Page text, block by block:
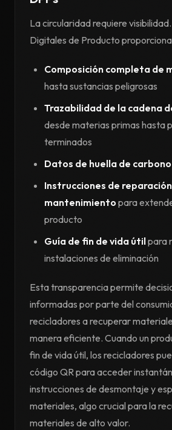
La circularidad requiere
Digitales de Producto
Composición completa de
hasta sustancias peligrosas
Trazabilidad de la cadena
desde materias primas hasta
terminados
Datos de huella de
Instrucciones de
mantenimiento para
producto
Guía de fin de vida útilpara
instalaciones de eliminación
Esta transparencia permite
informadas por parte del
recicladores a recuperar
manera eficiente. Cuando un
fin de vida útil, los recicladores
código QR para acceder
instrucciones de desmontaje y
materiales, algo crucial para la
materiales de alto valor.